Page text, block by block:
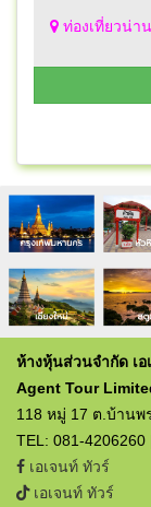
ท่องเที่ยวน่าน
ห้างหุ้นส่วนจำกัด เ
Agent Tour
118 หมู่ 17 ต.บ้านพ
TEL: 081-4206260
เอเจนท์ ทัวร์
เอเจนท์ ทัวร์